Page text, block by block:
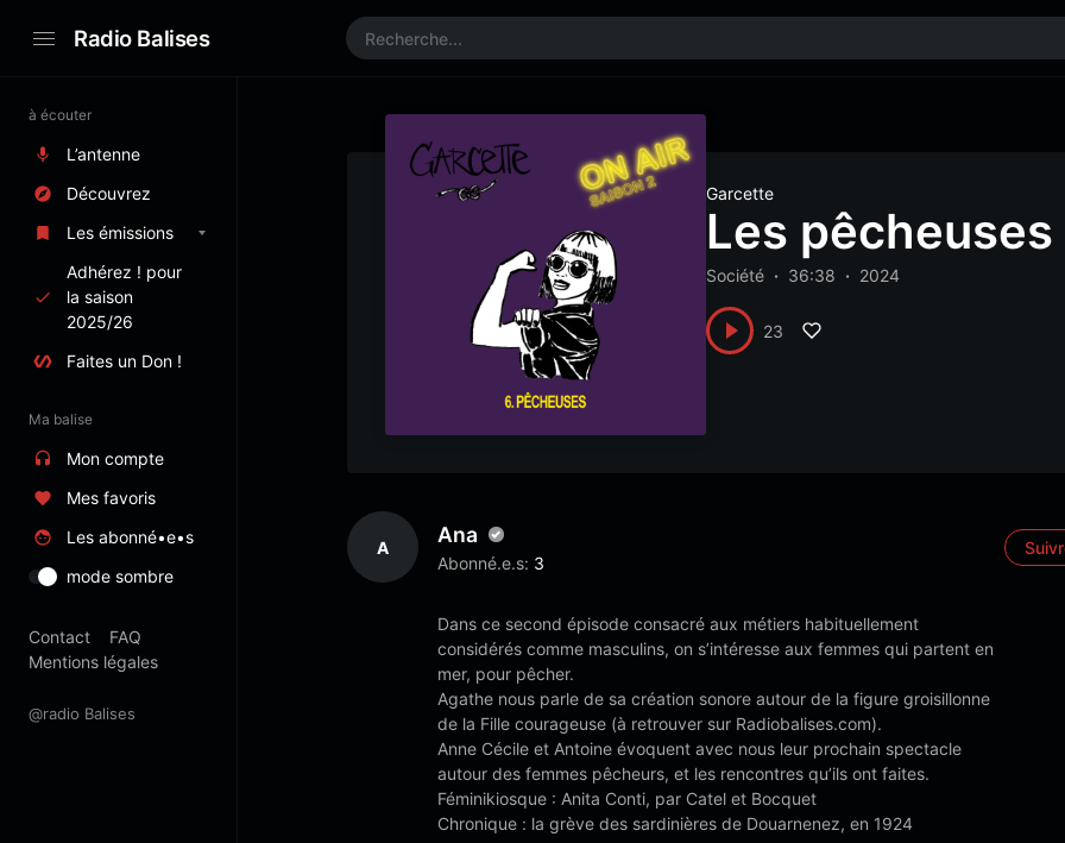
Radio Balises
à écouter
L’antenne
Découvrez
Les émissions
Adhérez ! pour
la saison
2025/26
Faites un Don !
Ma balise
Mon compte
Mes favoris
Les abonné•e•s
mode sombre
Contact
FAQ
Mentions légales
@radio Balises
Garcette
Les pêcheuses
Société 36:38 2024
23
A Ana
Abonné.e.s: 3
Dans ce second épisode consacré aux métiers habituellement
considérés comme masculins, on s’intéresse aux femmes qui partent en
mer, pour pêcher.
Agathe nous parle de sa création sonore autour de la figure groisillonne
de la Fille courageuse (à retrouver sur Radiobalises.com).
Anne Cécile et Antoine évoquent avec nous leur prochain spectacle
autour des femmes pêcheurs, et les rencontres qu’ils ont faites.
Féminikiosque : Anita Conti, par Catel et Bocquet
Chronique : la grève des sardinières de Douarnenez, en 1924